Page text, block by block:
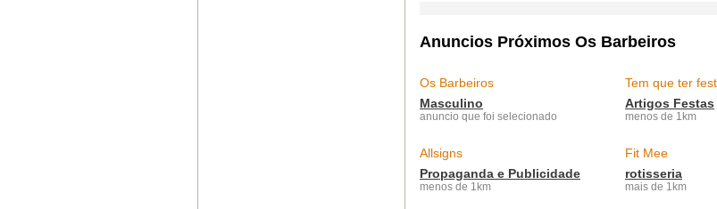
Anuncios Próximos Os Barbeiros
Os Barbeiros
Masculino
anuncio que foi selecionado
Tem que ter
Artigos Festas
menos de 1km
Allsigns
Propaganda e Publicidade
menos de 1km
Fit Mee
rotisseria
mais de 1km